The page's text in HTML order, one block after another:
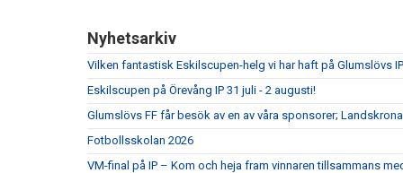
Nyhetsarkiv
Vilken fantastisk Eskilscupen-helg vi har haft på Glumslövs
Eskilscupen på Örevång IP 31 juli - 2 augusti!
Glumslövs FF får besök av en av våra sponsorer;
Fotbollsskolan 2026
VM-final på IP – Kom och heja fram vinnaren tillsammans